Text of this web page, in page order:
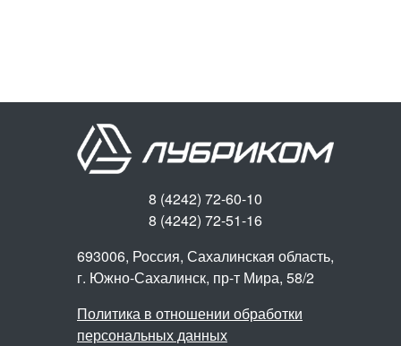
8 (4242) 72-60-10
8 (4242) 72-51-16
693006, Россия, Сахалинская область,
г. Южно-Сахалинск, пр-т Мира, 58/2
Политика в отношении обработки
персональных данных